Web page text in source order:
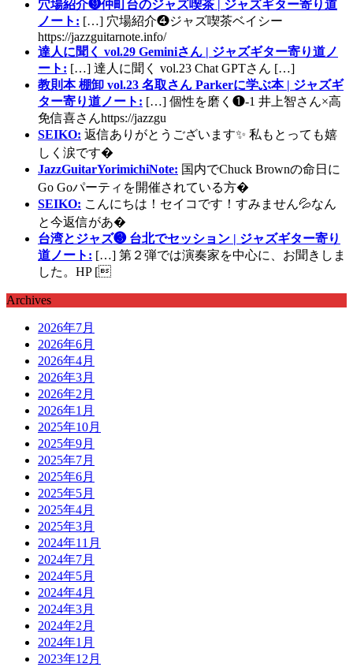
穴場紹介❾仲町台のジャズ喫茶 | ジャズギター寄り道
ノート: […] 穴場紹介❹ジャズ喫茶ベイシー
https://jazzguitarnote.info/
達人に聞く vol.29 Geminiさん | ジャズギター寄り道ノ
ート: […] 達人に聞く vol.23 Chat GPTさん […]
教則本 棚卸 vol.23 名取さん Parkerに学ぶ本 | ジャズギ
ター寄り道ノート: […] 個性を磨く❶-1 井上智さん×高
免信喜さんhttps://jazzgu
SEIKO: 返信ありがとうございます✨ 私もとっても嬉
しく涙です�
JazzGuitarYorimichiNote: 国内でChuck Brownの命日に
Go Goパーティを開催されている方�
SEIKO: こんにちは！セイコです！すみません💦なん
と今返信があ�
台湾とジャズ❸ 台北でセッション | ジャズギター寄り
道ノート: […] 第２弾では演奏家を中心に、お聞きしま
した。HP [
Archives
2026年7月
2026年6月
2026年4月
2026年3月
2026年2月
2026年1月
2025年10月
2025年9月
2025年7月
2025年6月
2025年5月
2025年4月
2025年3月
2024年11月
2024年7月
2024年5月
2024年4月
2024年3月
2024年2月
2024年1月
2023年12月